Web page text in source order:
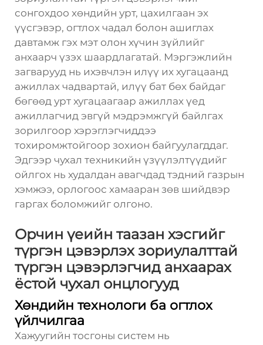
сонгохдоо хөндийн урт, цахилгаан эх
үүсгэвэр, огтлох чадал болон ашиглах
давтамж гэх мэт олон хүчин зүйлийг
анхаарч үзэх шаардлагатай. Мэргэжлийн
загварууд нь ихэвчлэн илүү их хугацаанд
ажиллах чадвартай, илүү бат бөх байдаг
бөгөөд урт хугацаагаар ажиллах үед
ажиллагчид эвгүй мэдрэмжгүй байлгах
зорилгоор хэрэглэгчиддээ
тохиромжтойгоор зохион байгуулагддаг.
Эдгээр чухал техникийн үзүүлэлтүүдийг
ойлгох нь худалдан авагчдад тэдний газрын
хэмжээ, орлогоос хамааран зөв шийдвэр
гаргах боломжийг олгоно.
Орчин үеийн таазан хэсгийг
түргэн цэвэрлэх зориулалттай
түргэн цэвэрлэгчид анхаарах
ёстой чухал онцлогууд
Хөндийн технологи ба огтлох
үйлчилгаа
Хажуугийн тосгоны систем нь